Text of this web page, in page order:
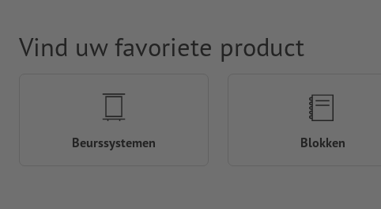
Vind uw favoriete product
Beurssystemen Blokken